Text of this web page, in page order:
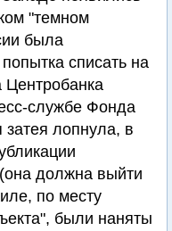
"темном
была
списать на
Центробанка
службе Фонда
затея лопнула, в
должна выйти
по месту
были наняты